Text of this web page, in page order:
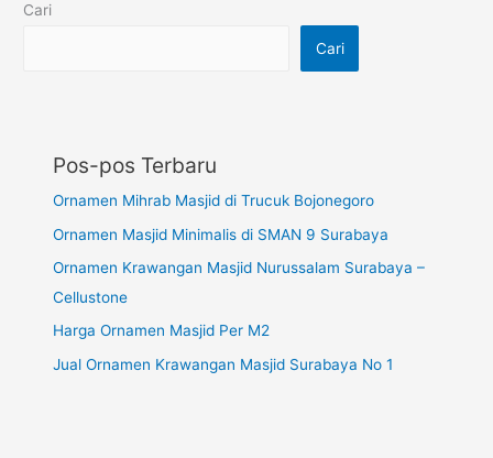
Cari
Cari
Pos-pos Terbaru
Ornamen Mihrab Masjid di Trucuk Bojonegoro
Ornamen Masjid Minimalis di SMAN 9 Surabaya
Ornamen Krawangan Masjid Nurussalam Surabaya –
Cellustone
Harga Ornamen Masjid Per M2
Jual Ornamen Krawangan Masjid Surabaya No 1